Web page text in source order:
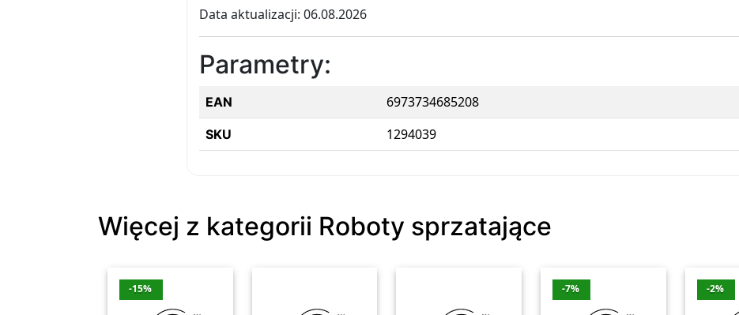
Data aktualizacji: 06.08.2026
Parametry:
EAN 6973734685208
SKU 1294039
Więcej z kategorii Roboty sprzatające
-15% -7% -2%